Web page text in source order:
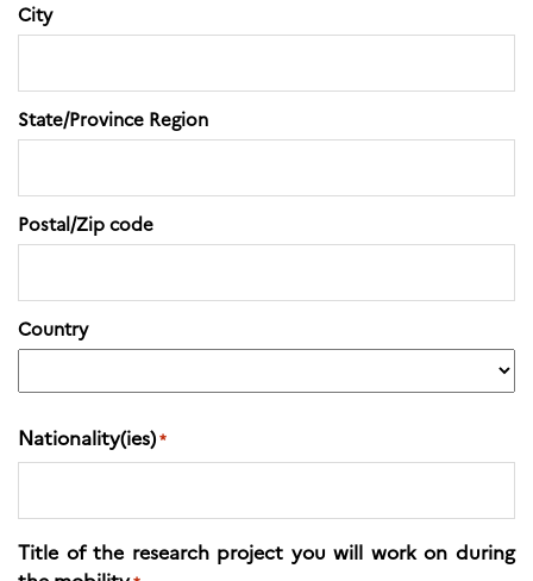
Événements
innovation
(CCFN)
Rechercher :
City
State/Province Region
Postal/Zip code
Country
Nationality(ies)*
Title of the research project you will work on during